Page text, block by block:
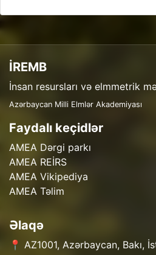
İREMB
İnsan resursları və elmmetrik
Azərbaycan Milli Elmlər Akademiyası
Faydalı keçidlər
AMEA Dərgi parkı
AMEA REİRS
AMEA Vikipediya
AMEA Təlim
Əlaqə
📍 AZ1001, Azərbaycan, Bakı,